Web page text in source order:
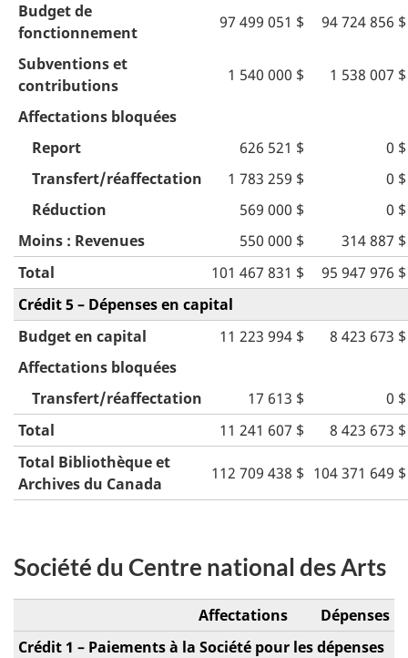
Budget de
fonctionnement
97 499 051 $ 94 724 856 $
Subventions et
contributions
1 540 000 $ 1 538 007 $
Affectations bloquées
Report
626 521 $
0 $
Transfert/réaffectation
1 783 259 $
0 $
Réduction
569 000 $
0 $
Moins : Revenues
550 000 $
314 887 $
Total
101 467 831 $
95 947 976 $
Crédit 5 – Dépenses en capital
Budget en capital
11 223 994 $
8 423 673 $
Affectations bloquées
Transfert/réaffectation
17 613 $
0 $
Total
11 241 607 $
8 423 673 $
Total Bibliothèque et
Archives du Canada
112 709 438 $ 104 371 649 $
Société du Centre national des Arts
Affectations
Dépenses
Crédit 1 – Paiements à la Société pour les dépenses